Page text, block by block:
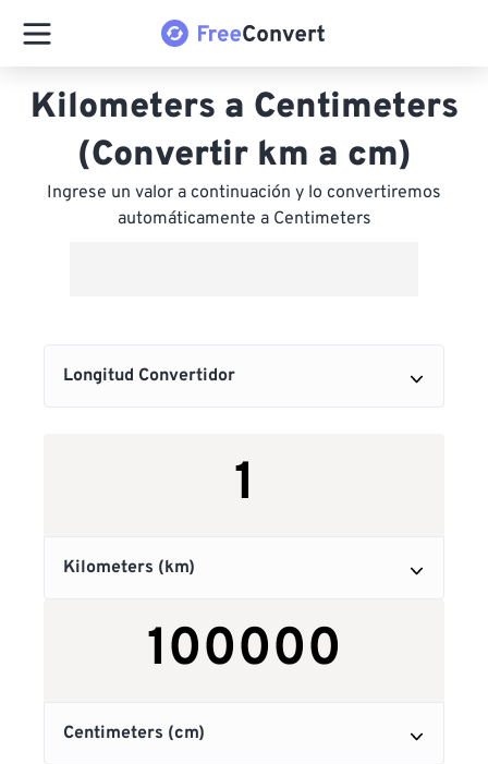
Kilometers a Centimeters
(Convertir km a cm)
Ingrese un valor a continuación y lo convertiremos
automáticamente a Centimeters